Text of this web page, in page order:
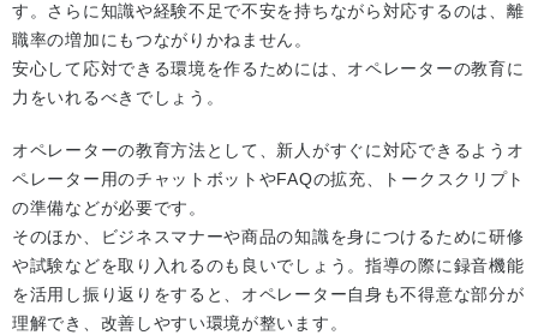
す。さらに知識や経験不足で不安を持ちながら対応するのは、離
職率の増加にもつながりかねません。
安心して応対できる環境を作るためには、オペレーターの教育に
力をいれるべきでしょう。
オペレーターの教育方法として、新人がすぐに対応できるようオ
ペレーター用のチャットボットやFAQの拡充、トークスクリプト
の準備などが必要です。
そのほか、ビジネスマナーや商品の知識を身につけるために研修
や試験などを取り入れるのも良いでしょう。指導の際に録音機能
を活用し振り返りをすると、オペレーター自身も不得意な部分が
理解でき、改善しやすい環境が整います。